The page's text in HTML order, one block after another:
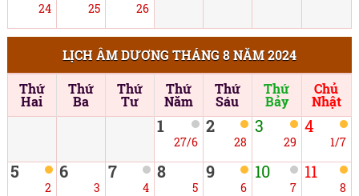
24 25 26
LỊCH ÂM DƯƠNG THÁNG 8 NĂM 2024
Thứ
Hai
Thứ
Ba
Thứ
Tư
Thứ
Năm
Thứ
Sáu
Thứ
Bảy
Chủ
Nhật
1
27/6
2
28
3
29
4
1/7
5
2
6
3
7
4
8
5
9
6
10
7
11
8